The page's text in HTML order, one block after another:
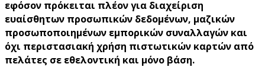
εφόσον πρόκειται πλέον για διαχείριση
ευαίσθητων προσωπικών δεδομένων, μαζικών
προσωποποιημένων εμπορικών συναλλαγών και
όχι περιστασιακή χρήση πιστωτικών καρτών από
πελάτες σε εθελοντική και μόνο βάση.